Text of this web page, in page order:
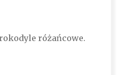
różańcowe.